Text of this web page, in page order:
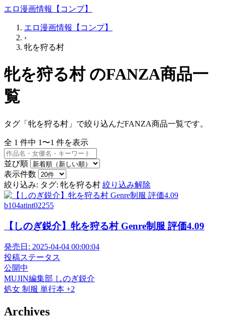
エロ漫画情報【コンプ】
エロ漫画情報【コンプ】
›
牝を狩る村
牝を狩る村 のFANZA商品一
覧
タグ「牝を狩る村」で絞り込んだFANZA商品一覧です。
全 1 件中 1〜1 件を表示
並び順
表示件数
絞り込み: タグ: 牝を狩る村 絞り込み解除
b104atint02255
【しのぎ鋭介】牝を狩る村 Genre制服 評価4.09
発売日: 2025-04-04 00:00:04
投稿ステータス
公開中
MUJIN編集部 しのぎ鋭介
処女 制服 単行本 +2
Archives